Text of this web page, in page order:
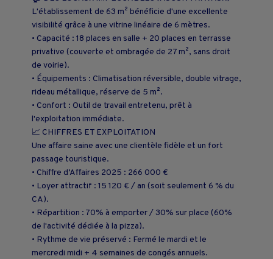
L'établissement de 63 m² bénéficie d'une excellente
visibilité grâce à une vitrine linéaire de 6 mètres.
• Capacité : 18 places en salle + 20 places en terrasse
privative (couverte et ombragée de 27 m², sans droit
de voirie).
• Équipements : Climatisation réversible, double vitrage,
rideau métallique, réserve de 5 m².
• Confort : Outil de travail entretenu, prêt à
l'exploitation immédiate.
📈 CHIFFRES ET EXPLOITATION
Une affaire saine avec une clientèle fidèle et un fort
passage touristique.
• Chiffre d’Affaires 2025 : 266 000 €
• Loyer attractif : 15 120 € / an (soit seulement 6 % du
CA).
• Répartition : 70% à emporter / 30% sur place (60%
de l'activité dédiée à la pizza).
• Rythme de vie préservé : Fermé le mardi et le
mercredi midi + 4 semaines de congés annuels.